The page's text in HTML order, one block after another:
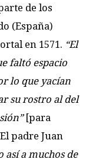
de los
(España)
en 1571. “El
faltó espacio
lo que yacían
su rostro al del
[para
padre Juan
así a muchos de